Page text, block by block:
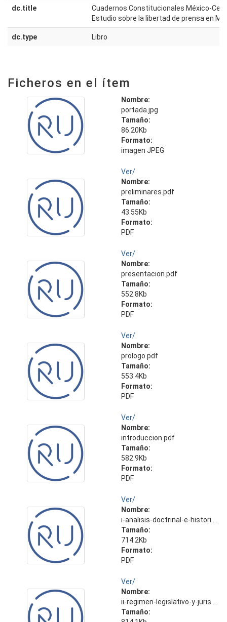
dc.title
Cuadernos Constitucionales México-
Estudio sobre la libertad de prensa en
dc.type Libro
Ficheros en el ítem
Nombre:
portada.jpg
Tamaño:
86.20Kb
Formato:
imagen JPEG
Ver/
Nombre:
preliminares.pdf
Tamaño:
43.55Kb
Formato:
PDF
Ver/
Nombre:
presentacion.pdf
Tamaño:
552.8Kb
Formato:
PDF
Ver/
Nombre:
prologo.pdf
Tamaño:
553.4Kb
Formato:
PDF
Ver/
Nombre:
introduccion.pdf
Tamaño:
582.9Kb
Formato:
PDF
Ver/
Nombre:
i-analisis-doctrinal-e-histori ...
Tamaño:
714.2Kb
Formato:
PDF
Ver/
Nombre:
ii-regimen-legislativo-y-juris ...
Tamaño: